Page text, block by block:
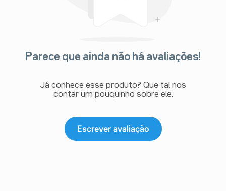
Parece que ainda não há avaliações!
Já conhece esse produto? Que tal nos
contar um pouquinho sobre ele.
Escrever avaliação